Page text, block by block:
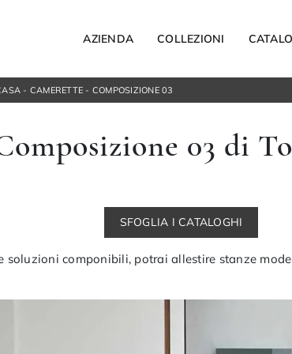
AZIENDA COLLEZIONI
Comodini
ACCESSORI
Illuminazione
- CAMERETTE - COMPOSIZIONE 03
03 di
SFOGLIA I CATALOGHI
soluzioni componibili, potrai allestire stanze